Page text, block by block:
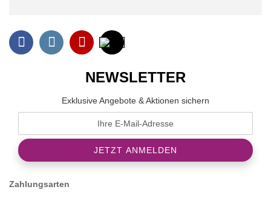
NEWSLETTER
Exklusive Angebote & Aktionen sichern
Zahlungsarten